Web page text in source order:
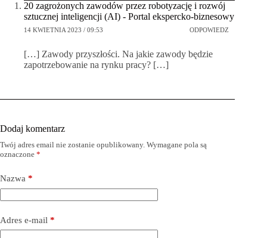
20 zagrożonych zawodów przez robotyzację i rozwój
sztucznej inteligencji (AI) - Portal ekspercko-biznesowy
14 KWIETNIA 2023 / 09:53 ODPOWIEDZ
[…] Zawody przyszłości. Na jakie zawody będzie
zapotrzebowanie na rynku pracy? […]
Dodaj komentarz
Twój adres email nie zostanie opublikowany. Wymagane pola są
oznaczone *
Nazwa *
Adres e-mail *